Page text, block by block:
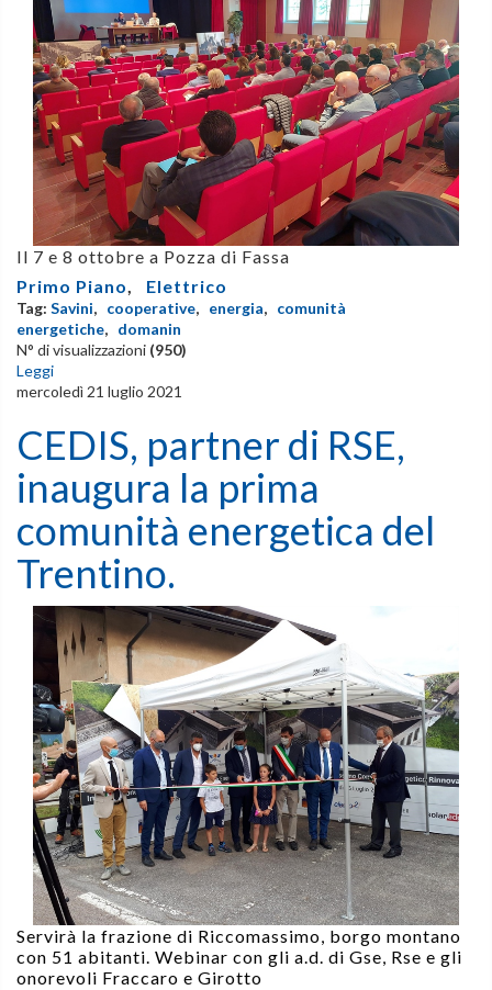
Il 7 e 8 ottobre a Pozza di Fassa
Primo Piano, Elettrico
Tag: Savini, cooperative, energia, comunità
energetiche, domanin
N° di visualizzazioni (950)
Leggi
mercoledì 21 luglio 2021
CEDIS, partner di RSE,
inaugura la prima
comunità energetica del
Trentino.
Servirà la frazione di Riccomassimo, borgo montano
con 51 abitanti. Webinar con gli a.d. di Gse, Rse e gli
onorevoli Fraccaro e Girotto